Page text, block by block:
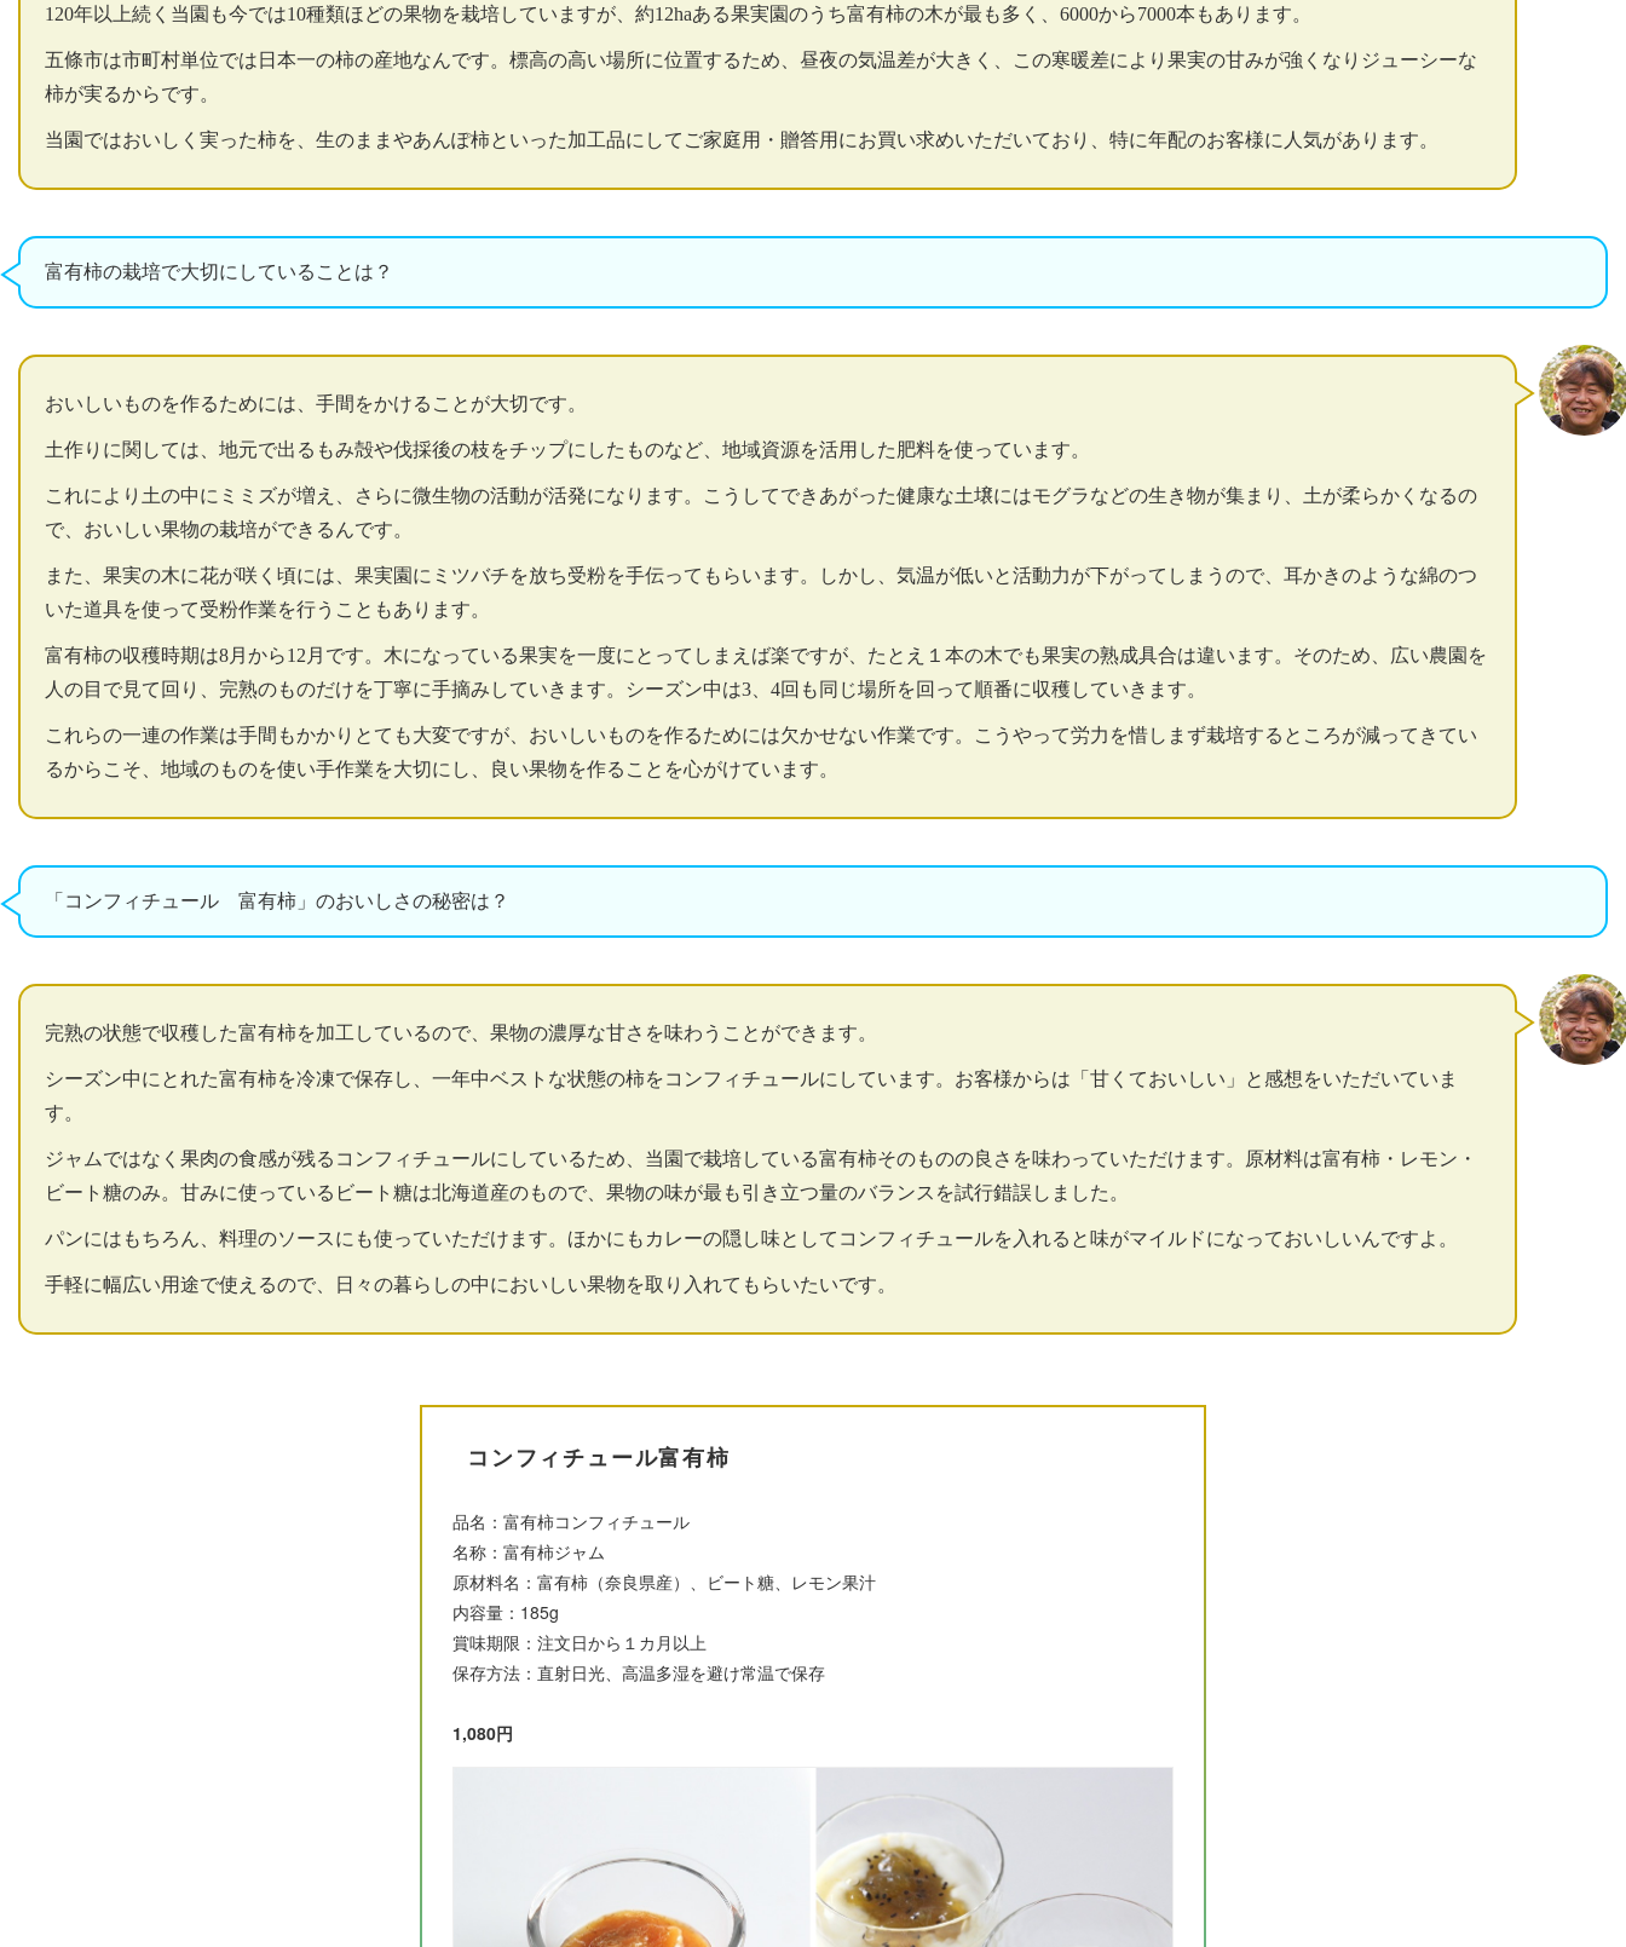
120年以上続く当園も今では10種類ほどの果物を栽培していますが、約12haある果実園のうち富有柿の木が最も多く、6000から7000本もあります。
五條市は市町村単位では日本一の柿の産地なんです。標高の高い場所に位置するため、昼夜の気温差が大きく、この寒暖差により果実の甘みが強くなりジューシーな
柿が実るからです。
当園ではおいしく実った柿を、生のままやあんぽ柿といった加工品にしてご家庭用・贈答用にお買い求めいただいており、特に年配のお客様に人気があります。
富有柿の栽培で大切にしていることは？
おいしいものを作るためには、手間をかけることが大切です。
土作りに関しては、地元で出るもみ殻や伐採後の枝をチップにしたものなど、地域資源を活用した肥料を使っています。
これにより土の中にミミズが増え、さらに微生物の活動が活発になります。こうしてできあがった健康な土壌にはモグラなどの生き物が集まり、土が柔らかくなるの
で、おいしい果物の栽培ができるんです。
また、果実の木に花が咲く頃には、果実園にミツバチを放ち受粉を手伝ってもらいます。しかし、気温が低いと活動力が下がってしまうので、耳かきのような綿のつ
いた道具を使って受粉作業を行うこともあります。
富有柿の収穫時期は8月から12月です。木になっている果実を一度にとってしまえば楽ですが、たとえ１本の木でも果実の熟成具合は違います。そのため、広い農園を
人の目で見て回り、完熟のものだけを丁寧に手摘みしていきます。シーズン中は3、4回も同じ場所を回って順番に収穫していきます。
これらの一連の作業は手間もかかりとても大変ですが、おいしいものを作るためには欠かせない作業です。こうやって労力を惜しまず栽培するところが減ってきてい
るからこそ、地域のものを使い手作業を大切にし、良い果物を作ることを心がけています。
「コンフィチュール 富有柿」のおいしさの秘密は？
完熟の状態で収穫した富有柿を加工しているので、果物の濃厚な甘さを味わうことができます。
シーズン中にとれた富有柿を冷凍で保存し、一年中ベストな状態の柿をコンフィチュールにしています。お客様からは「甘くておいしい」と感想をいただいていま
す。
ジャムではなく果肉の食感が残るコンフィチュールにしているため、当園で栽培している富有柿そのものの良さを味わっていただけます。原材料は富有柿・レモン・
ビート糖のみ。甘みに使っているビート糖は北海道産のもので、果物の味が最も引き立つ量のバランスを試行錯誤しました。
パンにはもちろん、料理のソースにも使っていただけます。ほかにもカレーの隠し味としてコンフィチュールを入れると味がマイルドになっておいしいんですよ。
手軽に幅広い用途で使えるので、日々の暮らしの中においしい果物を取り入れてもらいたいです。
コンフィチュール富有柿
品名：富有柿コンフィチュール
名称：富有柿ジャム
原材料名：富有柿（奈良県産）、ビート糖、レモン果汁
内容量：185g
賞味期限：注文日から１カ月以上
保存方法：直射日光、高温多湿を避け常温で保存
1,080円